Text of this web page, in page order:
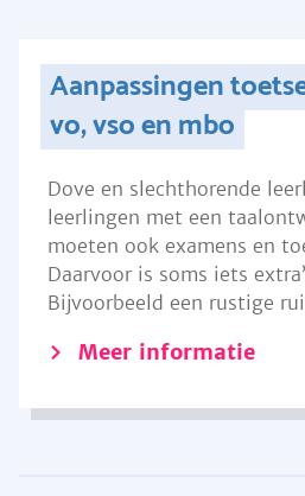
Aanpassingen
vo, vso en mbo
Dove en slechthorende
leerlingen met een
moeten ook examens en
Daarvoor is soms iets
Bijvoorbeeld een rustige
Meer informatie